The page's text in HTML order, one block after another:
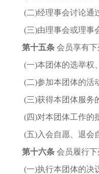
(二)经理事会讨论通
(三)由理事会或理事
第十五条 会员享有下
(一)本团体的选举权、
(二)参加本团体的活
(三)获得本团体服务的
(四)对本团体工作的批
(五)入会自愿、退会
第十六条 会员履行下
(一)执行本团体的决